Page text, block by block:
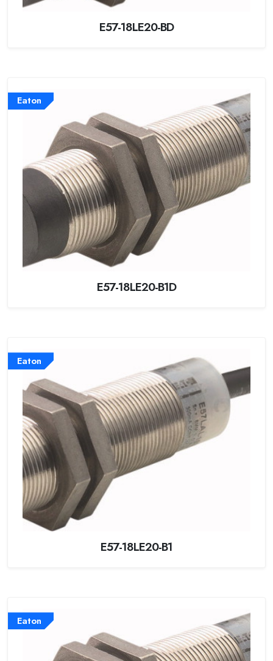
E57-18LE20-BD
Eaton
E57-18LE20-B1D
Eaton
E57-18LE20-B1
Eaton